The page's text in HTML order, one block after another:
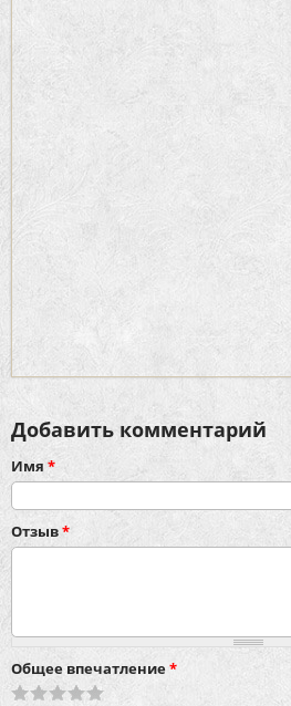
Добавить комментарий
Имя*
Отзыв*
Общее впечатление*